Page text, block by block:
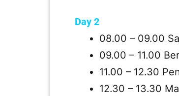
Day 2
08.00 – 09.00
09.00 – 11.00
11.00 – 12.30
12.30 – 13.30